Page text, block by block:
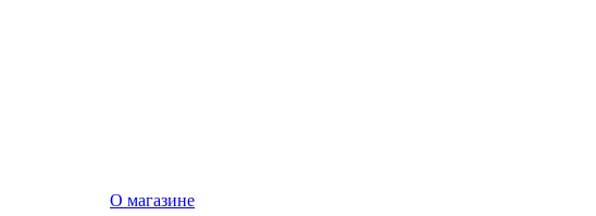
О магазине